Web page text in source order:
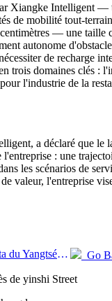
Xiangke Intelligent —
de mobilité tout-
— une taille
autonome
de recharge
trois domaines clés
l'industrie de la
a déclaré que
: une
les scénarios de
valeur, l'entreprise
Prev:La ligne ferroviaire du delta du Yangtsé a transporté plus de 21,38 millions de passagers pendant les vacances du 1er mai.
Go
de yinshi Street